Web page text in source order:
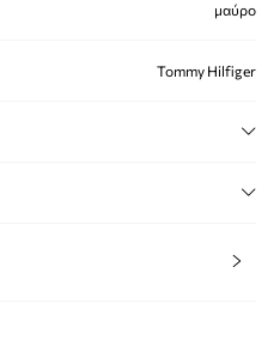
μαύρο
Tommy Hilfiger